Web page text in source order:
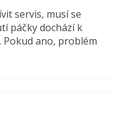
servis, musí se
páčky dochází k
ano, problém